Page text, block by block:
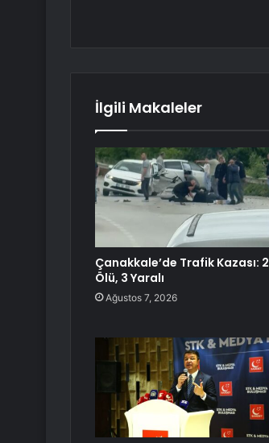
İlgili Makaleler
Çanakkale’de Trafik Kazası: 2
Ölü, 3 Yaralı
Ağustos 7, 2026